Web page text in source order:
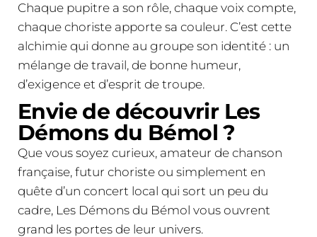
Chaque pupitre a son rôle, chaque voix compte,
chaque choriste apporte sa couleur. C’est cette
alchimie qui donne au groupe son identité : un
mélange de travail, de bonne humeur,
d’exigence et d’esprit de troupe.
Envie de découvrir Les
Démons du Bémol ?
Que vous soyez curieux, amateur de chanson
française, futur choriste ou simplement en
quête d’un concert local qui sort un peu du
cadre, Les Démons du Bémol vous ouvrent
grand les portes de leur univers.